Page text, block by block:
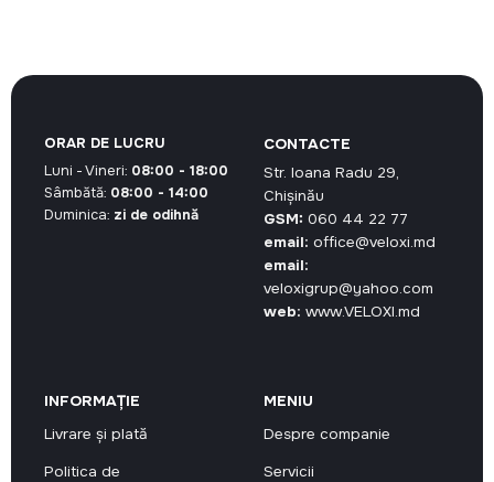
CONTACTE
Str. Ioana Radu 29,
Chișinău
GSM: 060 44 22 77
email: office@veloxi.md
email:
veloxigrup@yahoo.com
web: www.VELOXI.md
INFORMAȚIE
Livrare și plată
Politica de
MENIU
Despre companie
Servicii
ORAR DE LUCRU
Luni - Vineri: 08:00 - 18:00
Sâmbătă: 08:00 - 14:00
Duminica: zi de odihnă